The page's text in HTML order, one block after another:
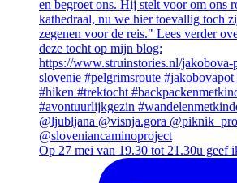
Op 27 mei van 19.30 tot 21.30u geef